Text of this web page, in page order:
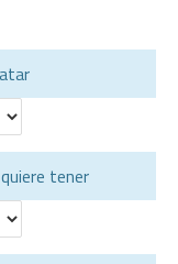
tener